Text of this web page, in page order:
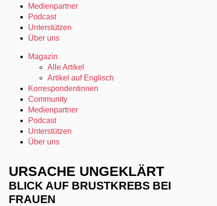
Medienpartner
Podcast
Unterstützen
Über uns
Magazin
Alle Artikel
Artikel auf Englisch
Korrespondentinnen
Community
Medienpartner
Podcast
Unterstützen
Über uns
URSACHE UNGEKLÄRT
BLICK AUF BRUSTKREBS BEI
FRAUEN